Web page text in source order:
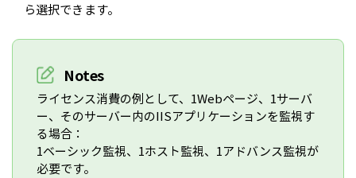
ら選択できます。
Notes
ライセンス消費の例として、1Webページ、1サーバ
ー、そのサーバー内のIISアプリケーションを監視す
る場合：
1ベーシック監視、1ホスト監視、1アドバンス監視が
必要です。